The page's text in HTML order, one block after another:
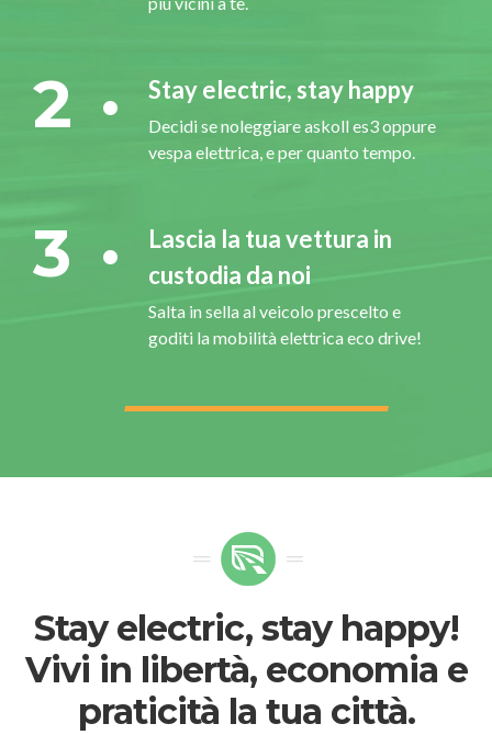
2 Stay electric, stay happy
Decidi se noleggiare askoll es3 oppure
vespa elettrica, e per quanto tempo.
3
Lascia la tua vettura in
custodia da noi
Salta in sella al veicolo prescelto e
goditi la mobilità elettrica eco drive!
Stay electric, stay happy!
Vivi in libertà, economia e
praticità la tua città.